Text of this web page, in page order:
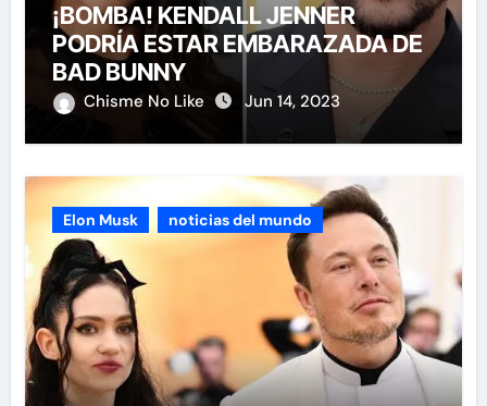
¡BOMBA! KENDALL JENNER
PODRÍA ESTAR EMBARAZADA DE
BAD BUNNY
Chisme No Like Jun 14, 2023
Elon Musk noticias del mundo